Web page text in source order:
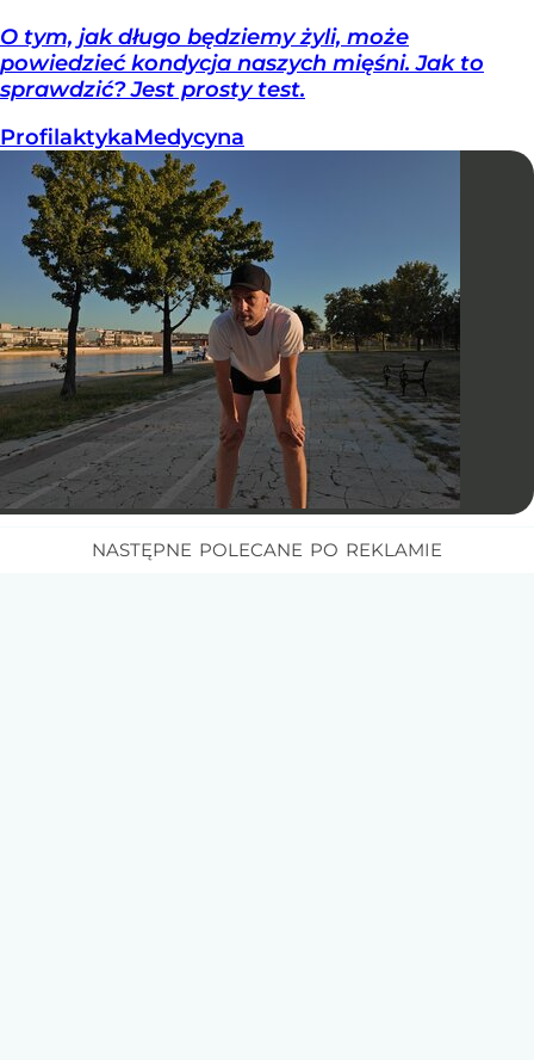
O tym, jak długo będziemy żyli, może
powiedzieć kondycja naszych mięśni. Jak to
sprawdzić? Jest prosty test.
ProfilaktykaMedycyna